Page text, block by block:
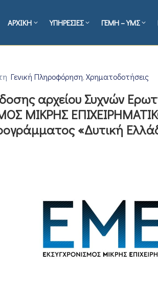
ΑΡΧΙΚΗ ΥΠΗΡΕΣΙΕΣ ΓΕΜΗ – ΥΜΣ
Γενική Πληροφόρηση‚ Χρηματοδοτήσεις
αρχείου Συχνών
ΜΙΚΡΗΣ
«Δυτική